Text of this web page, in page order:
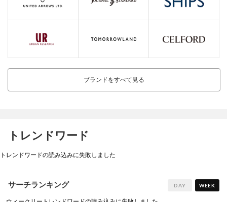
ブランドをすべて見る
トレンドワード
トレンドワードの読み込みに失敗しました
サーチランキング DAY WEEK